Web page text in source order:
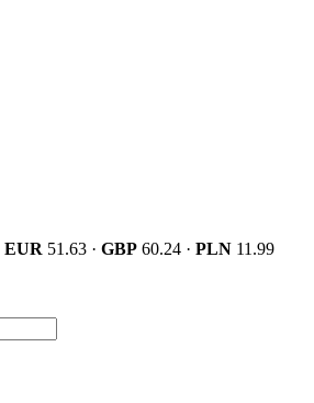
EUR 51.63 · GBP 60.24 · PLN 11.99